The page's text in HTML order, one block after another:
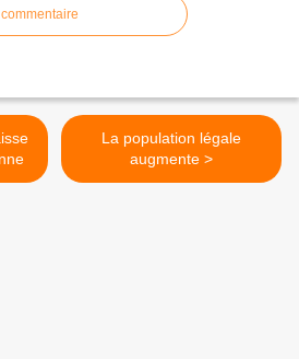
La population légale
augmente >